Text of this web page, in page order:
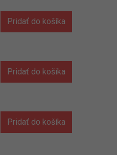
Pridať do košíka
Pridať do košíka
Pridať do košíka